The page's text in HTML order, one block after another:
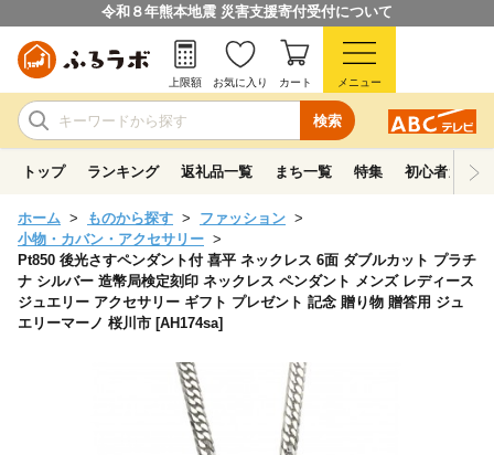
令和８年熊本地震 災害支援寄付受付について
検索
上限額 お気に入り カート メニュー
トップ ランキング 返礼品一覧 まち一覧 特集 初心者ガイド
ホーム ものから探す
ファッション
小物・カバン・アクセサリー
Pt850 後光さすペンダント付 喜平 ネックレス 6面 ダブルカット プラチ
ナ シルバー 造幣局検定刻印 ネックレス ペンダント メンズ レディース
ジュエリー アクセサリー ギフト プレゼント 記念 贈り物 贈答用 ジュ
エリーマーノ 桜川市 [AH174sa]